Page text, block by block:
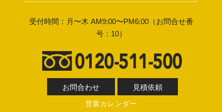
受付時間：月〜木 AM9:00〜PM6:00（お問合せ番
号：10）
お問合わせ 見積依頼
営業カレンダー